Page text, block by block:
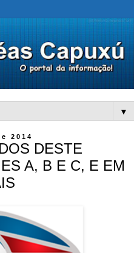
▼
2014
DESTE
A, B E C, E EM